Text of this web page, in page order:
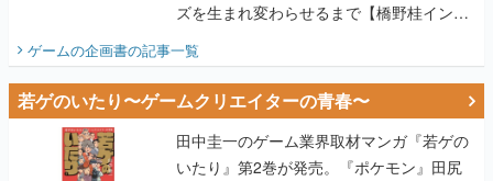
ズを生まれ変わらせるまで【橋野桂インタ
ビュー】
ゲームの企画書の記事一覧
若ゲのいたり〜ゲームクリエイターの青春〜
田中圭一のゲーム業界取材マンガ『若ゲの
いたり』第2巻が発売。『ポケモン』田尻